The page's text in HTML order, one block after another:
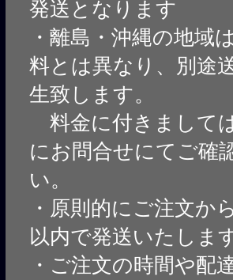
発送となります
・離島・沖縄の地域
料とは異なり、別途
生致します。
料金に付きまして
にお問合せにてご確
い。
・原則的にご注文か
以内で発送いたしま
・ご注文の時間や配